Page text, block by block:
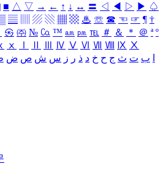
■ △ ▽ → ← ↑ ↓ ↔ 〓 ◁ ◀ ▷ ▶ ♤
▤ ▨ ▧ ▦ ▩ ♨ ☏ ☎ ☜ ☞ ¶ †
㉿ ㈜ № ㏇ ™ ㏂ ㏘ ℡ ＃ ＆ ＊ ＠ ª º
ⅹ Ⅳ Ⅴ Ⅵ Ⅶ Ⅷ Ⅸ Ⅹ
ب ت ث ج ح خ د ذ ر ز س ش ص ض